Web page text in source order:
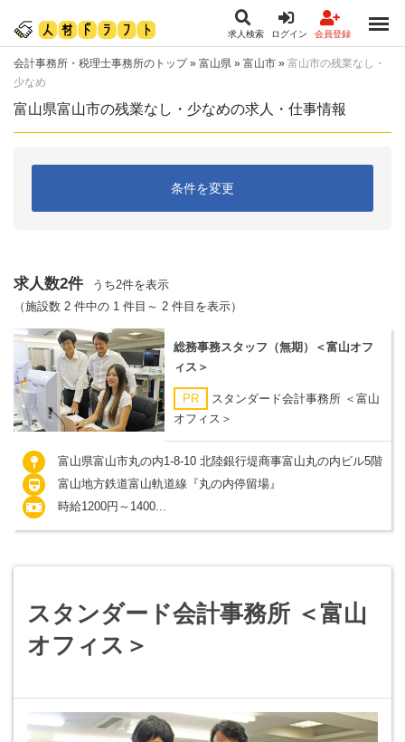
求人検索 ログイン 会員登録
会計事務所・税理士事務所のトップ» 富山県 » 富山市 » 富山市の残業なし・
少なめ
富山県富山市の残業なし・少なめの求人・仕事情報
条件を変更
求人数2件
うち2件を表示
（施設数 2 件中の 1 件目～ 2 件目を表示）
総務事務スタッフ（無期）＜富山オフ
ィス＞
PR
スタンダード会計事務所 ＜富山
オフィス＞
富山県富山市丸の内1-8-10 北陸銀行堤商事富山丸の内ビル5階
富山地方鉄道富山軌道線『丸の内停留場』
時給1200円～1400...
スタンダード会計事務所 ＜富山
オフィス＞